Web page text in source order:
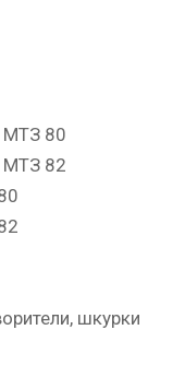
МТЗ 80
МТЗ 82
шкурки